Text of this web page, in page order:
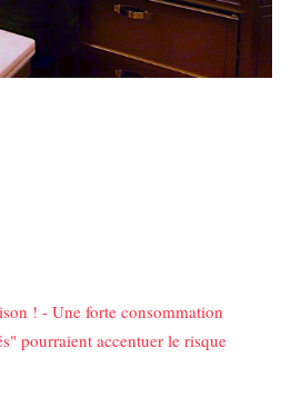
! - Une forte consommation
pourraient accentuer le risque